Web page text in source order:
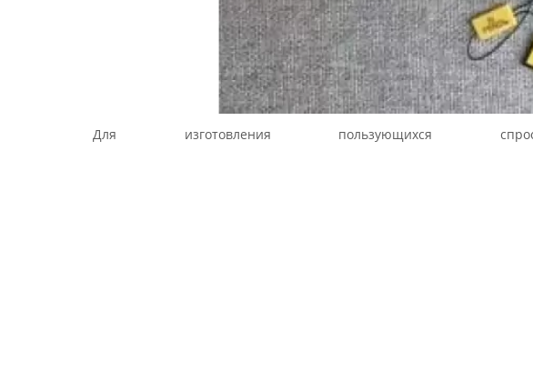
Для изготовления пользующихся